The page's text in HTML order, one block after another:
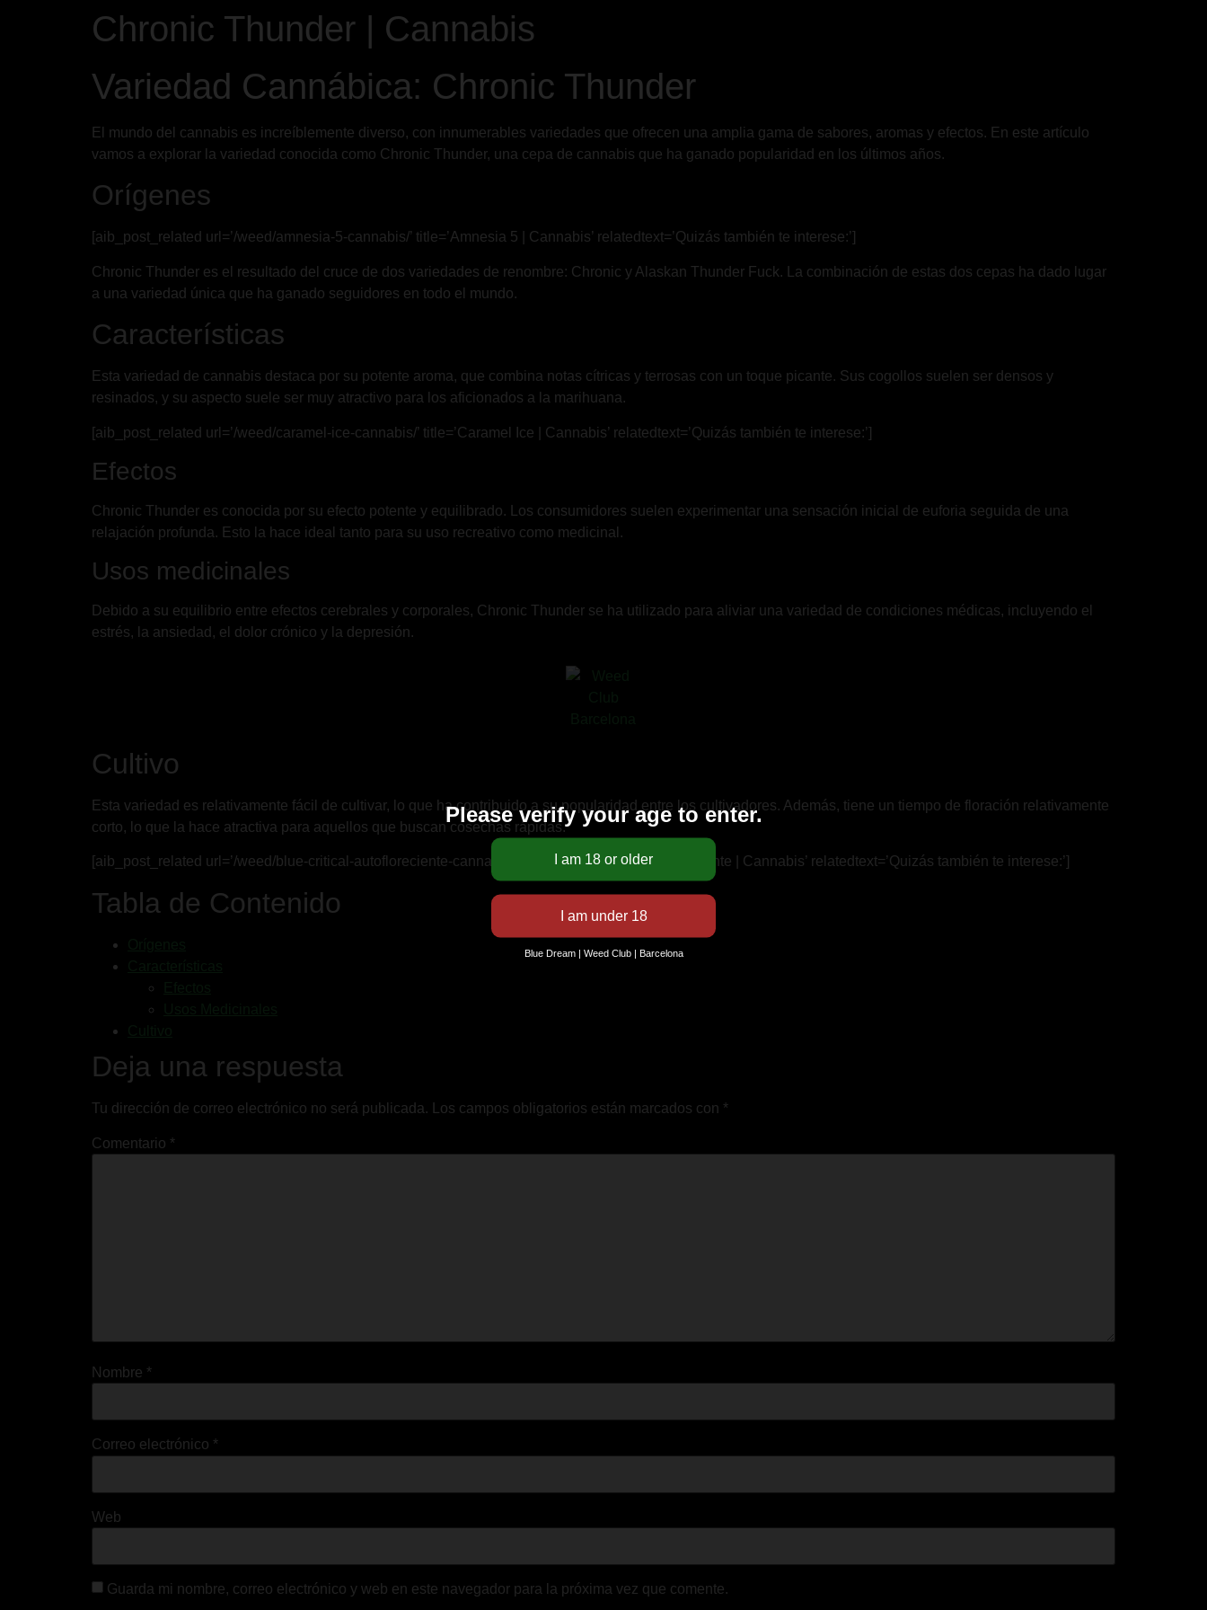
Chronic Thunder | Cannabis
Variedad Cannábica: Chronic Thunder
El mundo del cannabis es increíblemente diverso, con innumerables variedades que ofrecen una amplia gama de sabores, aromas y efectos. En este artículo
vamos a explorar la variedad conocida como Chronic Thunder, una cepa de cannabis que ha ganado popularidad en los últimos años.
Orígenes
[aib_post_related url=’/weed/amnesia-5-cannabis/’ title=’Amnesia 5 | Cannabis’ relatedtext=’Quizás también te interese:’]
Chronic Thunder es el resultado del cruce de dos variedades de renombre: Chronic y Alaskan Thunder Fuck. La combinación de estas dos cepas ha dado lugar
a una variedad única que ha ganado seguidores en todo el mundo.
Características
Esta variedad de cannabis destaca por su potente aroma, que combina notas cítricas y terrosas con un toque picante. Sus cogollos suelen ser densos y
resinados, y su aspecto suele ser muy atractivo para los aficionados a la marihuana.
[aib_post_related url=’/weed/caramel-ice-cannabis/’ title=’Caramel Ice | Cannabis’ relatedtext=’Quizás también te interese:’]
Efectos
Chronic Thunder es conocida por su efecto potente y equilibrado. Los consumidores suelen experimentar una sensación inicial de euforia seguida de una
relajación profunda. Esto la hace ideal tanto para su uso recreativo como medicinal.
Usos medicinales
Debido a su equilibrio entre efectos cerebrales y corporales, Chronic Thunder se ha utilizado para aliviar una variedad de condiciones médicas, incluyendo el
estrés, la ansiedad, el dolor crónico y la depresión.
Cultivo
Esta variedad es relativamente fácil de cultivar, lo que ha contribuido a su popularidad entre los cultivadores. Además, tiene un tiempo de floración relativamente
corto, lo que la hace atractiva para aquellos que buscan cosechas rápidas.
[aib_post_related url=’/weed/blue-critical-autofloreciente-cannabis/’ title=’Blue Critical Autofloreciente | Cannabis’ relatedtext=’Quizás también te interese:’]
Tabla de Contenido
Deja una respuesta
Tu dirección de correo electrónico no será publicada. Los campos obligatorios están marcados con *
Comentario *
Nombre *
Correo electrónico *
Web
Guarda mi nombre, correo electrónico y web en este navegador para la próxima vez que comente.
Please verify your age to enter.
Blue Dream | Weed Club | Barcelona